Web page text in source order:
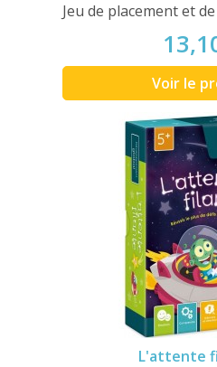
Jeu de placement et
Voir le
L'attente